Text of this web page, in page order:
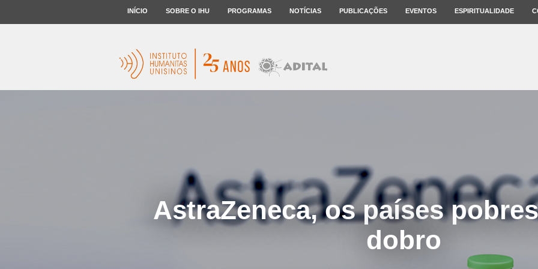
INÍCIO SOBRE O IHU PROGRAMAS NOTÍCIAS PUBLICAÇÕES EVENTOS ESPIRITUALIDADE
AstraZeneca, os países
dobro